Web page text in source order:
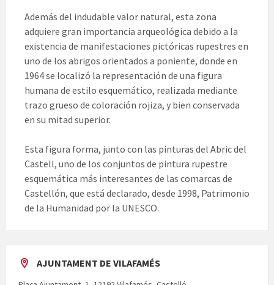
Además del indudable valor natural, esta zona
adquiere gran importancia arqueológica debido a la
existencia de manifestaciones pictóricas rupestres en
uno de los abrigos orientados a poniente, donde en
1964 se localizó la representación de una figura
humana de estilo esquemático, realizada mediante
trazo grueso de coloración rojiza, y bien conservada
en su mitad superior.
Esta figura forma, junto con las pinturas del Abric del
Castell, uno de los conjuntos de pintura rupestre
esquemática más interesantes de las comarcas de
Castellón, que está declarado, desde 1998, Patrimonio
de la Humanidad por la UNESCO.
AJUNTAMENT DE VILAFAMÉS